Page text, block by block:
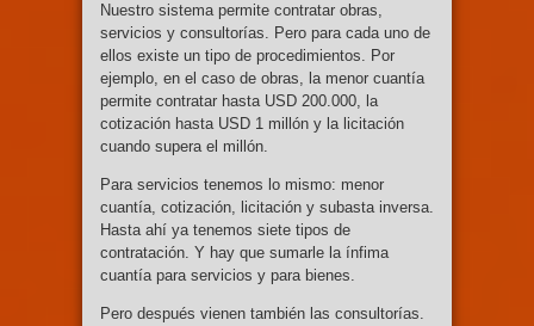
Nuestro sistema permite contratar obras,
servicios y consultorías. Pero para cada uno de
ellos existe un tipo de procedimientos. Por
ejemplo, en el caso de obras, la menor cuantía
permite contratar hasta USD 200.000, la
cotización hasta USD 1 millón y la licitación
cuando supera el millón.
Para servicios tenemos lo mismo: menor
cuantía, cotización, licitación y subasta inversa.
Hasta ahí ya tenemos siete tipos de
contratación. Y hay que sumarle la ínfima
cuantía para servicios y para bienes.
Pero después vienen también las consultorías.